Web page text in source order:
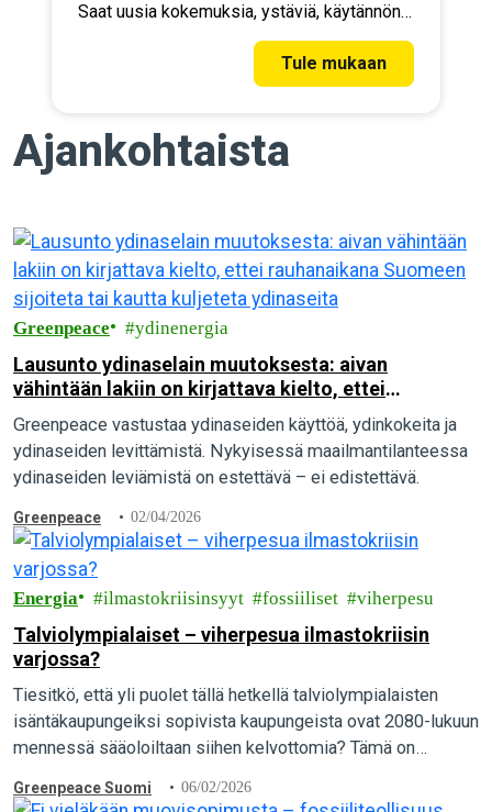
Saat uusia kokemuksia, ystäviä, käytännön
Tule mukaan
Ajankohtaista
Greenpeace ydinenergia
Lausunto ydinaselain muutoksesta: aivan
vähintään lakiin on kirjattava kielto, ettei
rauhanaikana Suomeen sijoiteta tai kautta
kuljeteta ydinaseita
Greenpeace vastustaa ydinaseiden käyttöä, ydinkokeita ja
ydinaseiden levittämistä. Nykyisessä maailmantilanteessa
ydinaseiden leviämistä on estettävä – ei edistettävä.
Greenpeace 02/04/2026
Energia ilmastokriisinsyyt fossiiliset viherpesu
Talviolympialaiset – viherpesua ilmastokriisin
varjossa?
Tiesitkö, että yli puolet tällä hetkellä talviolympialaisten
isäntäkaupungeiksi sopivista kaupungeista ovat 2080-lukuun
mennessä sääoloiltaan siihen kelvottomia? Tämä on
2024 valmistuneen tieteellisen arvion lopputulos. Tulos
Greenpeace Suomi 06/02/2026